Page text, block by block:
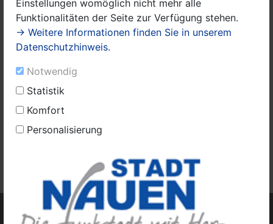
Einstellungen womöglich nicht mehr alle
Funktionalitäten der Seite zur Verfügung stehen.
→ Weitere Informationen finden Sie in unserem
Datenschutzhinweis.
Notwendig
Statistik
Komfort
Personalisierung
Das Amtsblatt Nr. 10/2024 finden Sie
Weitere Amtsblätter finden Siehier.